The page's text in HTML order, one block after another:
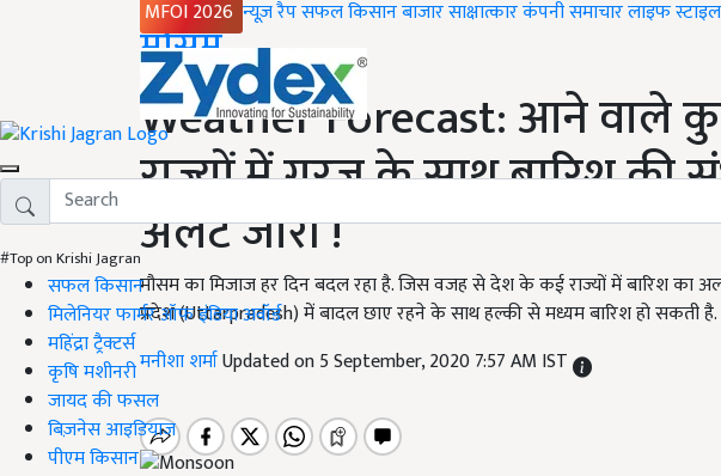
MFOI 2026 न्यूज़ रैपसफल किसानबाजारसाक्षात्कारकंपनी समाचारलाइफ स्टाइल
#Top on Krishi Jagran
सफल किसान
मिलेनियर फार्मर ऑफ इंडिया अवॉर्ड
महिंद्रा ट्रैक्टर्स
कृषि मशीनरी
जायद की फसल
बिज़नेस आइडियाज
पीएम किसान
Home
मौसम
Weather Forecast: आने वाले
राज्यों में गरज के साथ बारिश की
अलर्ट जारी !
मौसम का मिजाज हर दिन बदल रहा है. जिस वजह से देश के कई राज्यों में बारिश का
प्रदेश (Uttarpradesh) में बादल छाए रहने के साथ हल्की से मध्यम बारिश हो सकती है.
मनीशा शर्माUpdated on 5 September, 2020 7:57 AM IST